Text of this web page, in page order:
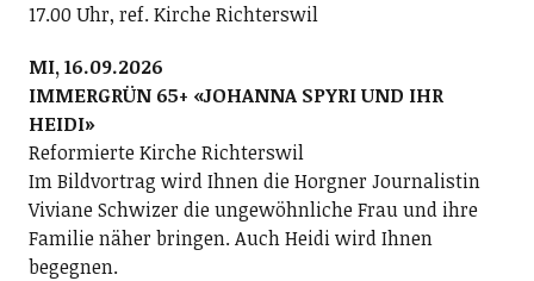
17.00 Uhr, ref. Kirche Richterswil
MI, 16.09.2026
IMMERGRÜN 65+ «JOHANNA SPYRI UND IHR
HEIDI»
Reformierte Kirche Richterswil
Im Bildvortrag wird Ihnen die Horgner Journalistin
Viviane Schwizer die ungewöhnliche Frau und ihre
Familie näher bringen. Auch Heidi wird Ihnen
begegnen.